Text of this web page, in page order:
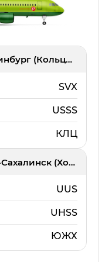
Екатеринбург (Кольцово)
SVX
USSS
КЛЦ
Южно-Сахалинск (Хомутово)
UUS
UHSS
ЮЖХ